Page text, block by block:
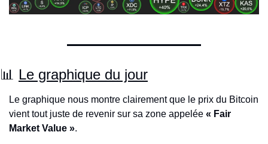
📊 Le graphique du jour
Le graphique nous montre clairement que le prix du Bitcoin
vient tout juste de revenir sur sa zone appelée « Fair
Market Value ».